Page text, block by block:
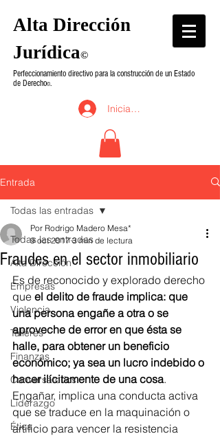
Alta Dirección
Jurídica©
Perfeccionamiento directivo para la construcción de un Estado
de Derecho©.
Iniciar sesión
Entrada
Todas las entradas
Alta Dirección
Empresas
Violencia
Talleres
Finanzas
Conversatorios
Liderazgo
Ética
Todas las entradas
Fraudes en el sector inmobiliario
Por Rodrigo Madero Mesa*
9 oct 2017 3 min de lectura
Es de reconocido y explorado derecho
que el delito de fraude implica: que
una persona engañe a otra o se
aproveche de error en que ésta se
halle, para obtener un beneficio
económico; ya sea un lucro indebido o
hacer ilícitamente de una cosa.
Engañar, implica una conducta activa
que se traduce en la maquinación o
artificio para vencer la resistencia